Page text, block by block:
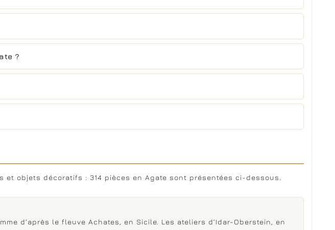
?
objets décoratifs : 314 pièces en Agate sont présentées ci-dessous.
d’après le fleuve Achates, en Sicile. Les ateliers d’Idar-Oberstein, en